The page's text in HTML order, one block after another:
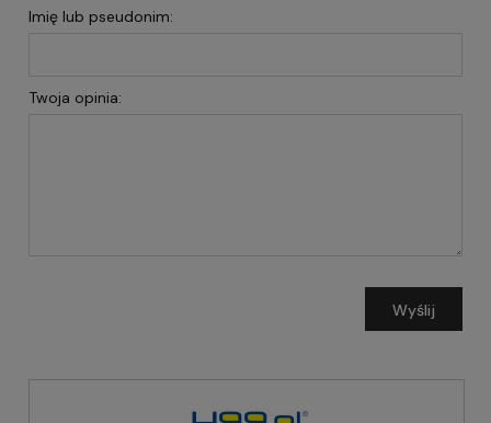
Imię lub pseudonim:
Twoja opinia:
Wyślij